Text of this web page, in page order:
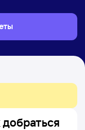
добраться